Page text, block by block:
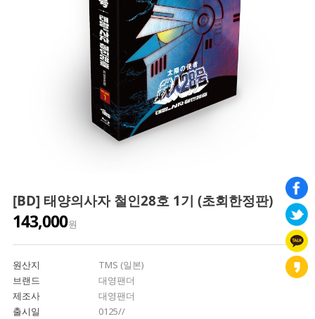
[BD] 태양의사자 철인28호 1기 (초회한정판)
143,000원
원산지
TMS (일본)
브랜드
대영팬더
제조사
대영팬더
출시일
0125//